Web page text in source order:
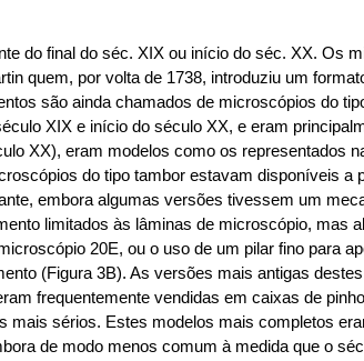
do final do séc. XIX ou início do séc. XX. Os
quem, por volta de 1738, introduziu um
são ainda chamados de microscópios do
XIX e início do século XX, e eram
XX), eram modelos como os representados
do tipo tambor estavam disponíveis
embora algumas versões tivessem um
limitados às lâminas de microscópio, mas
20E, ou o uso de um pilar fino para
(Figura 3B). As versões mais antigas
frequentemente vendidas em caixas de
sérios. Estes modelos mais completos
de modo menos comum à medida que o